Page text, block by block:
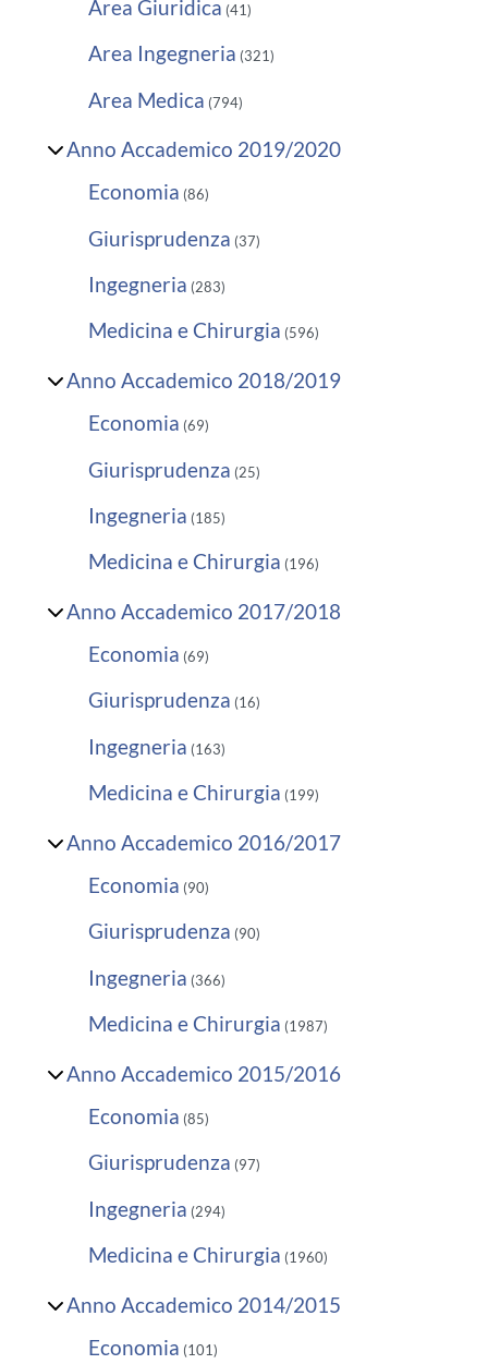
Area Giuridica (41)
Area Ingegneria (321)
Area Medica (794)
Anno Accademico 2019/2020
Economia (86)
Giurisprudenza (37)
Ingegneria (283)
Medicina e Chirurgia (596)
Anno Accademico 2018/2019
Economia (69)
Giurisprudenza (25)
Ingegneria (185)
Medicina e Chirurgia (196)
Anno Accademico 2017/2018
Economia (69)
Giurisprudenza (16)
Ingegneria (163)
Medicina e Chirurgia (199)
Anno Accademico 2016/2017
Economia (90)
Giurisprudenza (90)
Ingegneria (366)
Medicina e Chirurgia (1987)
Anno Accademico 2015/2016
Economia (85)
Giurisprudenza (97)
Ingegneria (294)
Medicina e Chirurgia (1960)
Anno Accademico 2014/2015
Economia (101)